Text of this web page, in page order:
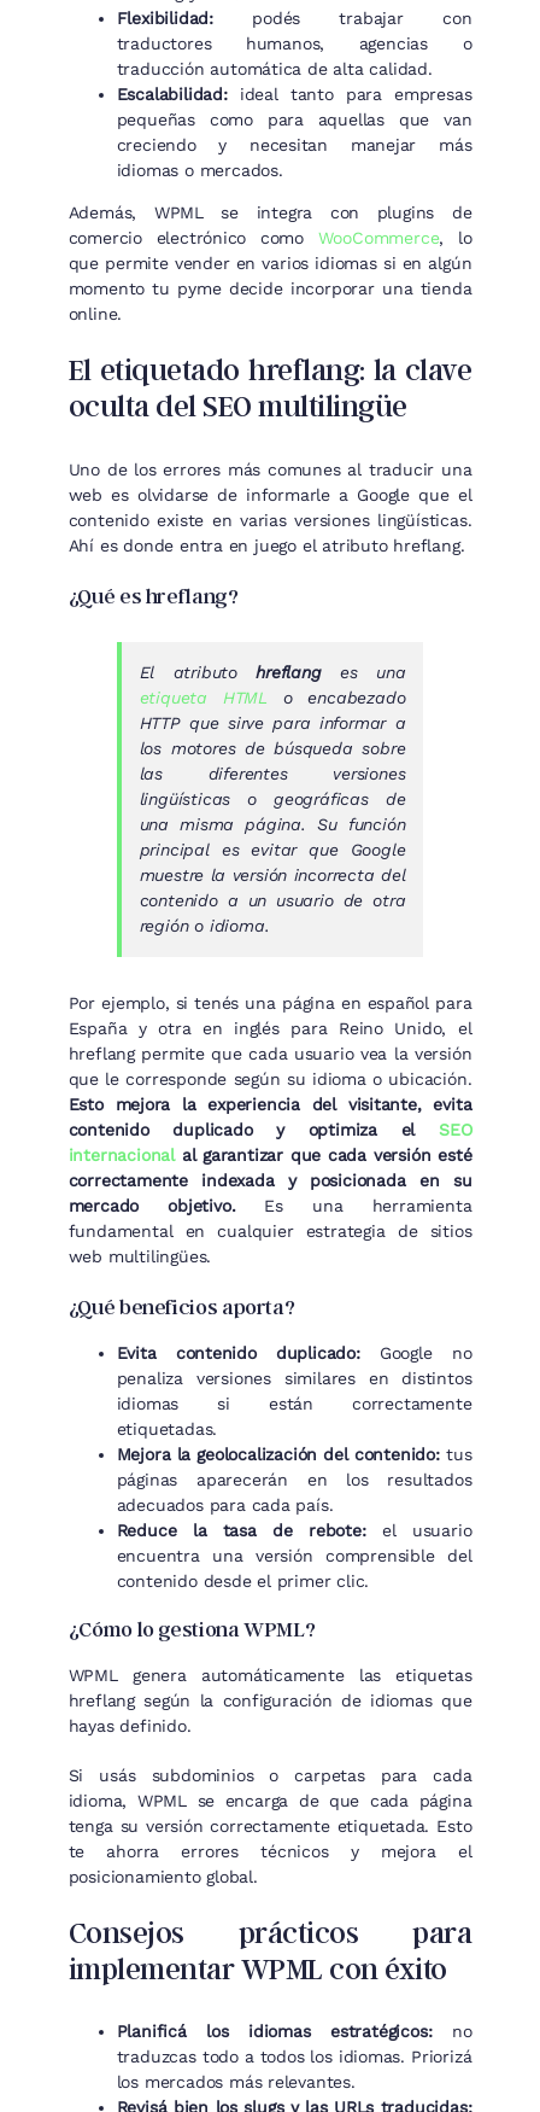
Flexibilidad:podés trabajar con
traductores humanos, agencias o
traducción automática de alta calidad.
Escalabilidad:ideal tanto para empresas
pequeñas como para aquellas que van
creciendo y necesitan manejar más
idiomas o mercados.
Además, WPML se integra con plugins de
comercio electrónico como WooCommerce, lo
que permite vender en varios idiomas si en algún
momento tu pyme decide incorporar una tienda
online.
El etiquetado hreflang: la clave
oculta del SEO multilingüe
Uno de los errores más comunes al traducir una
web es olvidarse de informarle a Google que el
contenido existe en varias versiones lingüísticas.
Ahí es donde entra en juego el atributo hreflang.
¿Qué es hreflang?
El atributohreflanges una
etiqueta HTML
o encabezado
HTTP que sirve para informar a
los motores de búsqueda sobre
las diferentes versiones
lingüísticas o geográficas de
una misma página. Su función
principal es evitar que Google
muestre la versión incorrecta del
contenido a un usuario de otra
región o idioma.
Por ejemplo, si tenés una página en español para
España y otra en inglés para Reino Unido, el
hreflang permite que cada usuario vea la versión
que le corresponde según su idioma o ubicación.
Esto mejora la experiencia del visitante, evita
contenido duplicado y optimiza el SEO
internacionalal garantizar que cada versión esté
correctamente indexada y posicionada en su
mercado objetivo.Es una herramienta
fundamental en cualquier estrategia de sitios
web multilingües.
¿Qué beneficios aporta?
Evita contenido duplicado:Google no
penaliza versiones similares en distintos
idiomas si están correctamente
etiquetadas.
Mejora la geolocalización del contenido:tus
páginas aparecerán en los resultados
adecuados para cada país.
Reduce la tasa de rebote:el usuario
encuentra una versión comprensible del
contenido desde el primer clic.
¿Cómo lo gestiona WPML?
WPML genera automáticamente las etiquetas
hreflang según la configuración de idiomas que
hayas definido.
Si usás subdominios o carpetas para cada
idioma, WPML se encarga de que cada página
tenga su versión correctamente etiquetada. Esto
te ahorra errores técnicos y mejora el
posicionamiento global.
Consejos prácticos para
implementar WPML con éxito
Planificá los idiomas estratégicos:no
traduzcas todo a todos los idiomas. Priorizá
los mercados más relevantes.
Revisá bien los slugs y las URLs traducidas: